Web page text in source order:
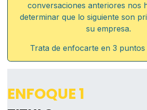
conversaciones anteriores nos
determinar que lo siguiente son
su empresa.​
Trata de enfocarte en 3 puntos
ENFOQUE 1